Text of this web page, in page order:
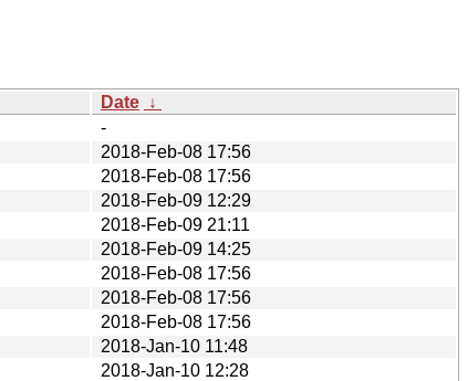
Date ↓
-
2018-Feb-08 17:56
2018-Feb-08 17:56
2018-Feb-09 12:29
2018-Feb-09 21:11
2018-Feb-09 14:25
2018-Feb-08 17:56
2018-Feb-08 17:56
2018-Feb-08 17:56
2018-Jan-10 11:48
2018-Jan-10 12:28